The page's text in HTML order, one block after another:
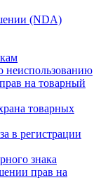
(NDA)
неиспользованию
на товарный
товарных
в регистрации
знака
прав на